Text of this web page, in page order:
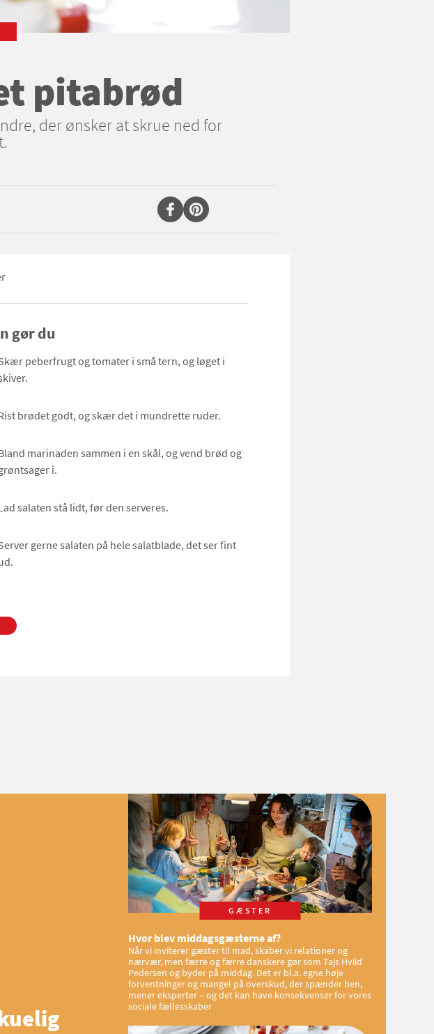
pitabrød
der ønsker at skrue ned for
gør du
peberfrugt og tomater i små tern, og løget i
brødet godt, og skær det i mundrette ruder.
marinaden sammen i en skål, og vend brød og
i.
salaten stå lidt, før den serveres.
gerne salaten på hele salatblade, det ser fint
GÆSTER
Hvor blev middagsgæsterne af?
Når vi inviterer gæster til mad, skaber vi relationer og
nærvær, men færre og færre danskere gør som Tajs Hviid
Pedersen og byder på middag. Det er bl.a. egne høje
forventninger og mangel på overskud, der spænder ben,
mener eksperter – og det kan have konsekvenser for vores
sociale fællesskaber